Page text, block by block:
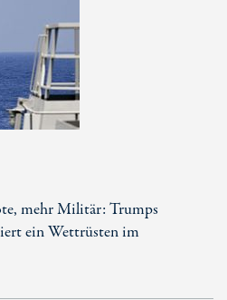
mehr Militär: Trumps
ein Wettrüsten im